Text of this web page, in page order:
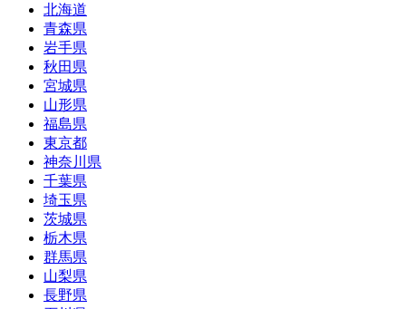
北海道
青森県
岩手県
秋田県
宮城県
山形県
福島県
東京都
神奈川県
千葉県
埼玉県
茨城県
栃木県
群馬県
山梨県
長野県